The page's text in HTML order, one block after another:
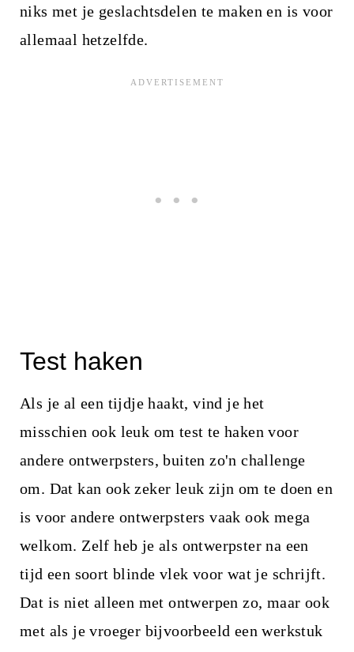
niks met je geslachtsdelen te maken en is voor
allemaal hetzelfde.
Test haken
Als je al een tijdje haakt, vind je het
misschien ook leuk om test te haken voor
andere ontwerpsters, buiten zo'n challenge
om. Dat kan ook zeker leuk zijn om te doen en
is voor andere ontwerpsters vaak ook mega
welkom. Zelf heb je als ontwerpster na een
tijd een soort blinde vlek voor wat je schrijft.
Dat is niet alleen met ontwerpen zo, maar ook
met als je vroeger bijvoorbeeld een werkstuk